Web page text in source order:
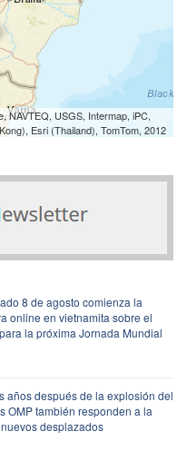
USGS, Intermap, iPC,
Esri (Thailand), TomTom, 2012
8 de agosto comienza la
online en vietnamita sobre el
la próxima Jornada Mundial
años después de la explosión del
OMP también responden a la
desplazados